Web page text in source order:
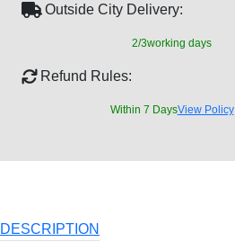
Outside City Delivery:
2/3working days
Refund Rules:
Within 7 DaysView Policy
DESCRIPTION